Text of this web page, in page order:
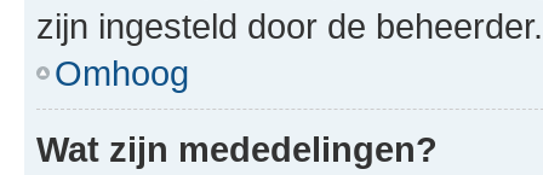
zijn ingesteld door de beheerder.
Omhoog
Wat zijn mededelingen?